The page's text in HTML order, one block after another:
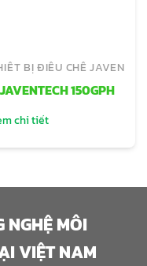
BỊ ĐIỀU CHẾ JAVEN
JAVENTECH 150GPH
chi tiết
NGHỆ MÔI
VIỆT NAM